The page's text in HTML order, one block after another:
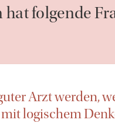
hat folgende
Arzt werden,
logischem